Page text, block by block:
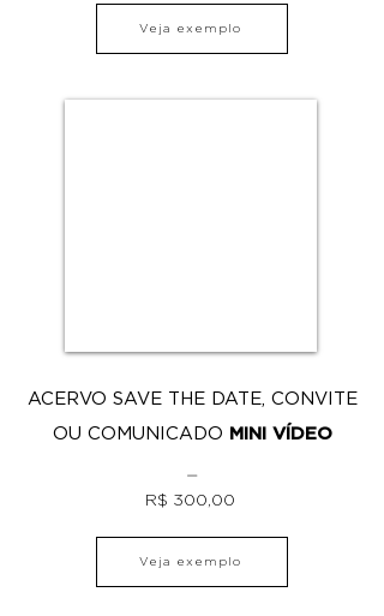
Veja exemplo
ACERVO SAVE THE DATE, CONVITE
OU COMUNICADO MINI VÍDEO
⏤
R$ 300,00
Veja exemplo